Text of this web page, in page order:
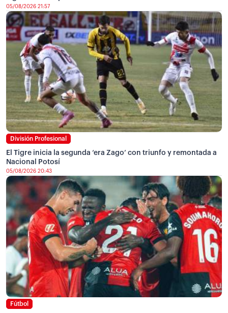
05/08/2026 21:57
División Profesional
El Tigre inicia la segunda ‘era Zago’ con triunfo y remontada a
Nacional Potosí
05/08/2026 20:43
Fútbol